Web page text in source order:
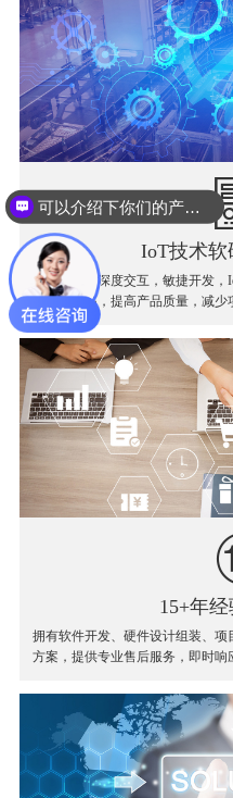
IoT技术
软件和硬件深度交互，敏捷开发
破信息孤岛，提高产品质量，减少
15+年
拥有软件开发、硬件设计组装、
方案，提供专业售后服务，即时响